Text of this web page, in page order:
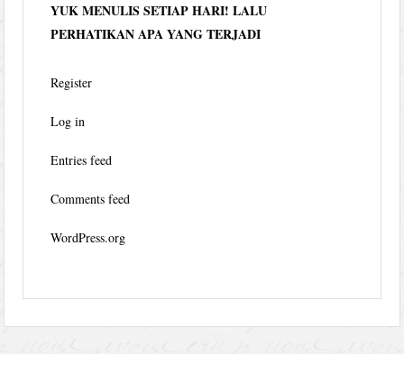
YUK MENULIS SETIAP HARI! LALU
PERHATIKAN APA YANG TERJADI
Register
Log in
Entries feed
Comments feed
WordPress.org